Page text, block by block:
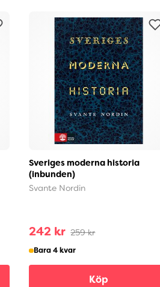
Sveriges moderna historia
(inbunden)
Svante Nordin
242 kr 259 kr
Bara 4 kvar
Köp